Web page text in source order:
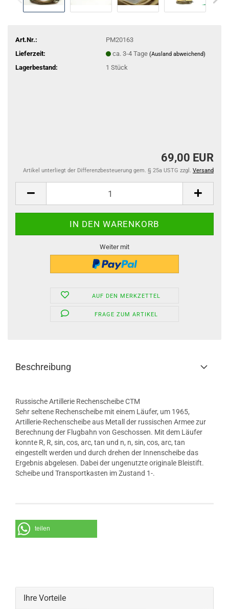
Art.Nr.:
PM20163
Lieferzeit:
ca. 3-4 Tage (Ausland abweichend)
Lagerbestand: 1 Stück
69,00 EUR
Artikel unterliegt der Differenzbesteuerung gem. § 25a USTG zzgl. Versand
Weiter mit
AUF DEN MERKZETTEL
FRAGE ZUM ARTIKEL
Beschreibung
Russische Artillerie Rechenscheibe CTM
Sehr seltene Rechenscheibe mit einem Läufer, um 1965,
Artillerie-Rechenscheibe aus Metall der russischen Armee zur
Berechnung der Flugbahn von Geschossen. Mit dem Läufer
konnte R, R, sin, cos, arc, tan und n, n, sin, cos, arc, tan
eingestellt werden und durch drehen der Innenscheibe das
Ergebnis abgelesen. Dabei der ungenutzte originale Bleistift.
Scheibe und Transportkasten im Zustand 1-.
teilen
Ihre Vorteile